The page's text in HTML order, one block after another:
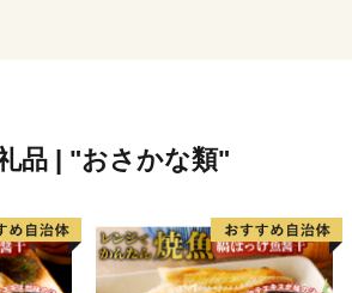
品 | "おさかな類"